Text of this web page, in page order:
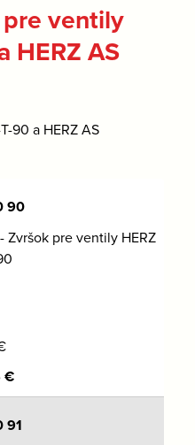
ventily
HERZ AS
90 a HERZ AS
90
Zvršok pre ventily HERZ
€
91